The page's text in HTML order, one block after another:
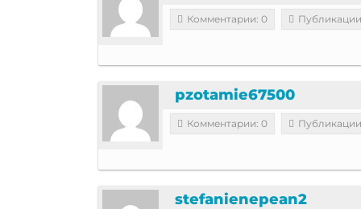
Комментарии: 0
pzotamie67500
Комментарии: 0
stefanienepean2